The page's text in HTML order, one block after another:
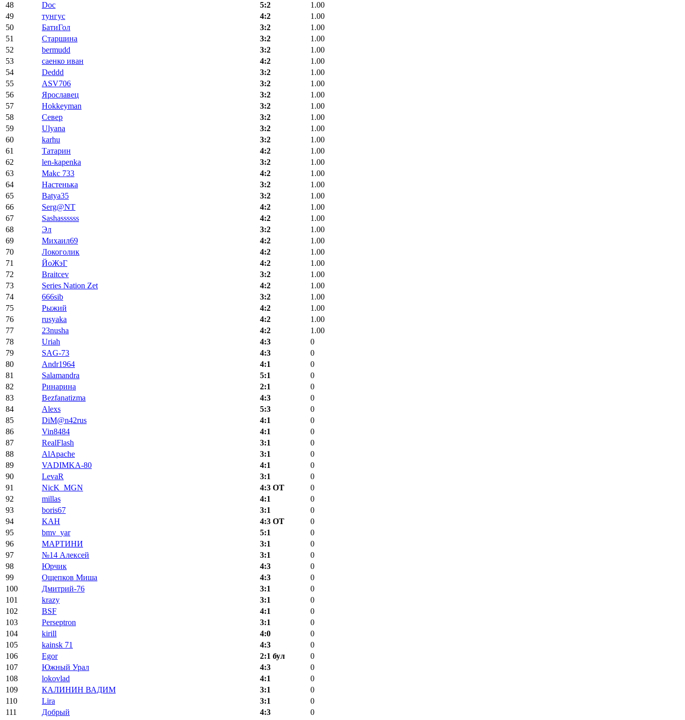
48
Doc 5:2
1.00
49
тунгус 4:2
1.00
50
БатиГол 3:2
1.00
51
Старшина 3:2
1.00
52
bermudd 3:2
1.00
53
саенко иван 4:2
1.00
54
Deddd 3:2
1.00
55
ASV706 3:2
1.00
56
Ярославец 3:2
1.00
57
Hokkeyman 3:2
1.00
58
Север 3:2
1.00
59
Ulyana 3:2
1.00
60
karhu 3:2
1.00
61
Татарин 4:2
1.00
62
len-kapenka 3:2
1.00
63
Makc 733 4:2
1.00
64
Настенька 3:2
1.00
65
Batya35 3:2
1.00
66
Serg@NT 4:2
1.00
67
Sashassssss 4:2
1.00
68
Эл 3:2
1.00
69
Михаил69 4:2
1.00
70
Локоголик 4:2
1.00
71
ЙоЖэГ 4:2
1.00
72
Braitcev 3:2
1.00
73
Series Nation Zet 4:2
1.00
74
666sib 3:2
1.00
75
Рыжий 4:2
1.00
76
rusyaka 4:2
1.00
77
23nusha 4:2
1.00
78
Uriah 4:3
0
79
SAG-73 4:3
0
80
Andr1964 4:1
0
81
Salamandra 5:1
0
82
Ринарина 2:1
0
83
Bezfanatizma 4:3
0
84
Alexs 5:3
0
85
DiM@n42rus 4:1
0
86
Vin8484 4:1
0
87
RealFlash 3:1
0
88
AlApache 3:1
0
89
VADIMKA-80 4:1
0
90
LevaR 3:1
0
91
NicK_MGN 4:3 ОТ
0
92
millas 4:1
0
93
boris67 3:1
0
94
KAH 4:3 ОТ
0
95
bmv_yar 5:1
0
96
МАРТИНИ 3:1
0
97
№14 Алексей 3:1
0
98
Юрчик 4:3
0
99
Ощепков Миша 4:3
0
100
Дмитрий-76 3:1
0
101
krazy 3:1
0
102
BSF 4:1
0
103
Perseptron 3:1
0
104
kirill 4:0
0
105
kainsk 71 4:3
0
106
Egor 2:1 бул
0
107
Южный Урал 4:3
0
108
lokovlad 4:1
0
109
КАЛИНИН ВАДИМ 3:1
0
110
Lira 3:1
0
111
Добрый 4:3
0